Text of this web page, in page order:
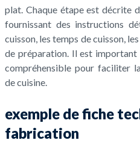
plat. Chaque étape est décrite
fournissant des instructions
cuisson, les temps de cuisson,
de préparation. Il est
compréhensible pour faciliter
de cuisine.
exemple de fiche
fabrication